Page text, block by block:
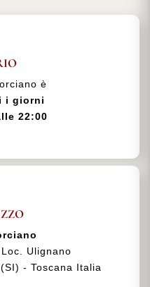
è
i giorni
22:00
Ulignano
- Toscana Italia